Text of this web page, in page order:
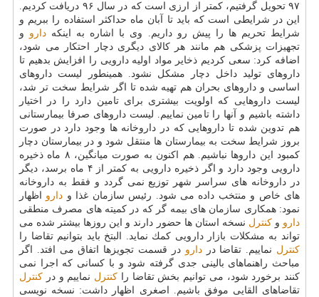
۹۷ تحویل گرفتیم، كمتر از ارزی است كه در سال ۹۶ دریافت كردیم.
این در شرایطی است كه باید تا آبان ماه حداكثر استفاده را ببریم و
شرایط تحریم ها را پیش رو داریم. وی با اشاره به اینكه دارو و
تجهیزات پزشكی هم مانند هر كالای دیگری دچار احتكار می شود،
اضافه كرد: سعی كردیم ذخایر مواد اولیه دارویی را افزایش بدهیم تا
داروهای تولید داخل دچار مشكل نشود. همینطور لیست داروهای
اساسی و داروهای بحران هم تهیه شده تا اگر شرایط سخت تر شد،
لیست داروهایی كه اولویت بیشتری برای تامین دارد را در اختیار
داشته باشیم و آنها را تامین نماییم. لیست داروهای صرفا بیمارستانی
هم تدوین شده تا داروهایی كه در داروخانه ها وجود دارد در صورت
بروز شرایط سخت به بیمارستان ها منتقل شود و در بیمارستان دچار
كمبود این داروها نباشیم. هم اكنون به صورت میانگین، ۸ ماه ذخیره
دارویی وجود دارد و اگر ذخیره دارویی به كمتر از ۴ ماه برسد، دیگر
در داروخانه های سراسر شهر توزیع نمی گردد و فقط به داروخانه
های خاص و منتخب داده می شود. رئیس سازمان غذا و دارو اظهار
نمود: همكاری سازمان های بیمه گر كه در كمیته های مصرف منطقی
دارو وكنترل نسخه استان ها حضور دارند و این روزها بیشتر شده می
تواند به مشكلات بازار دارویی كمك نماید. البتخ باید بتوانیم تقاضا را
كنترل نماییم. تقاضا دردارو در قسمت تجویزها اتفاق می افتد. اگر
مباحث راهنماهای بالینی جدی گرفته شود و با كسانی كه اجرا نمی
كنند برخورد شود، می توانیم بخش تقاضا را كنترل نماییم و در كنترل
تقاضاهای القایی موفق باشیم. اصغری اظهار داشت: نسخه نویسی